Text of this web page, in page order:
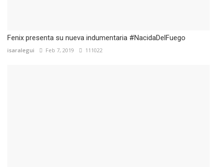
Fenix presenta su nueva indumentaria #NacidaDelFuego
isaralegui Feb 7, 2019 111022